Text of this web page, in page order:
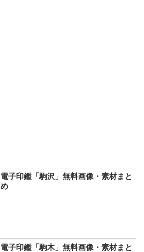
電子印鑑「駒沢」無料画像・素材まと
め
電子印鑑「駒木」無料画像・素材まと